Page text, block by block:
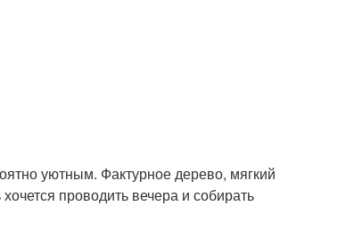
уютным. Фактурное дерево, мягкий
проводить вечера и собирать